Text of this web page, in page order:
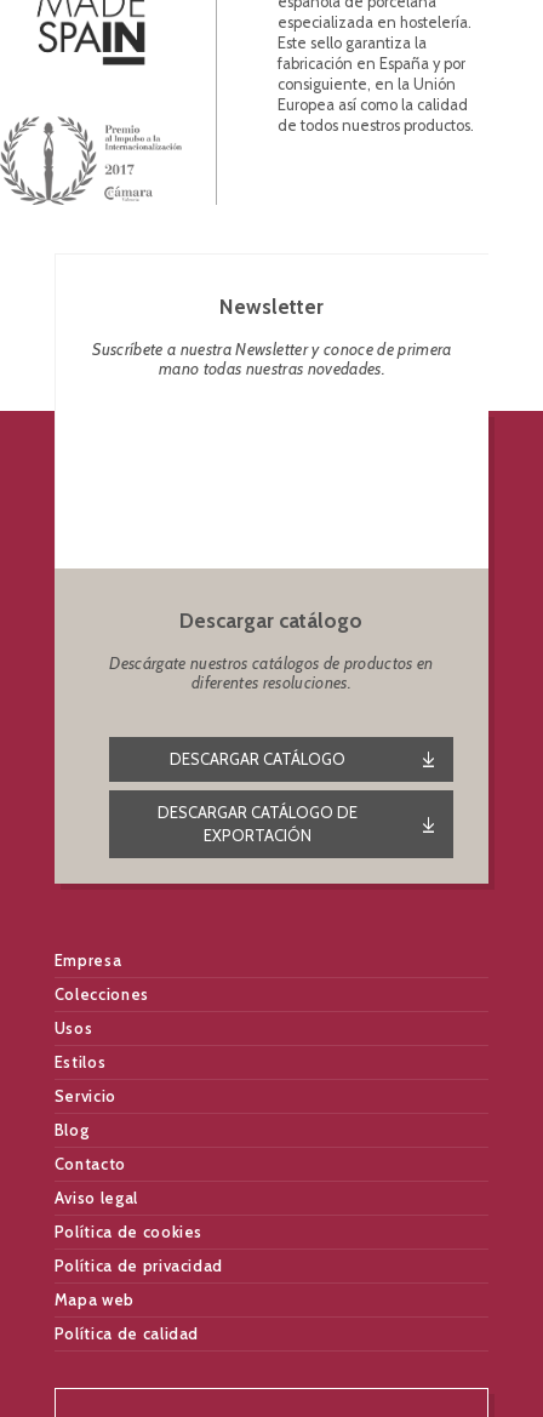
especializada en hostelería.
Este sello garantiza la
fabricación en España y por
consiguiente, en la Unión
Europea así como la calidad
de todos nuestros productos.
Newsletter
Suscríbete a nuestra Newsletter y conoce de primera
mano todas nuestras novedades.
Descargar catálogo
Descárgate nuestros catálogos de productos en
diferentes resoluciones.
DESCARGAR CATÁLOGO
DESCARGAR CATÁLOGO DE
EXPORTACIÓN
Empresa
Colecciones
Usos
Estilos
Servicio
Blog
Contacto
Aviso legal
Política de cookies
Política de privacidad
Mapa web
Política de calidad